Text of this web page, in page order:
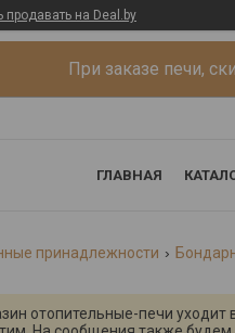
продавать на Deal.by
При заказе печи,
ГЛАВНАЯ
принадлежности
отопительные-печи уходит